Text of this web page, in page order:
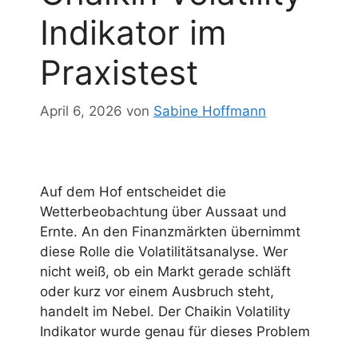
Indikator im
Praxistest
April 6, 2026 von Sabine Hoffmann
Auf dem Hof entscheidet die
Wetterbeobachtung über Aussaat und
Ernte. An den Finanzmärkten übernimmt
diese Rolle die Volatilitätsanalyse. Wer
nicht weiß, ob ein Markt gerade schläft
oder kurz vor einem Ausbruch steht,
handelt im Nebel. Der Chaikin Volatility
Indikator wurde genau für dieses Problem